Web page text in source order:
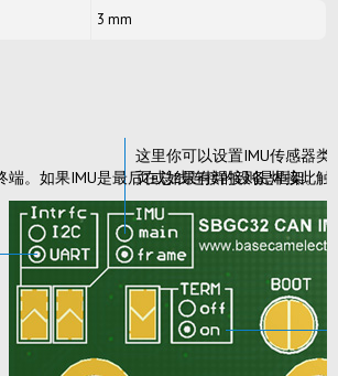
3 mm
这里你可以设置IMU传感器类
页或如果有焊接则是框架。
端。如果IMU是最后在总线连接的设备,焊接此